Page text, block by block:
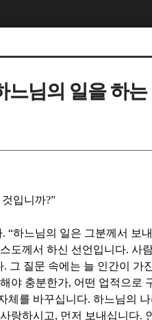
느님의 일을 하
입니까?”
. “하느님의 일은 그분께서 보
도께서 하신 선언입니다. 사
. 그 질문 속에는 늘 인간이 가
야 충분한가, 어떤 업적으로
체를 바꾸십니다. 하느님의
랑하시고, 먼저 보내십니다.